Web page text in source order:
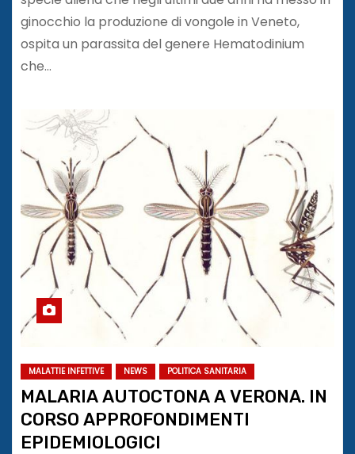
ginocchio la produzione di vongole in Veneto,
ospita un parassita del genere Hematodinium
che…
MALATTIE INFETTIVE NEWS POLITICA SANITARIA
MALARIA AUTOCTONA A VERONA. IN
CORSO APPROFONDIMENTI
EPIDEMIOLOGICI